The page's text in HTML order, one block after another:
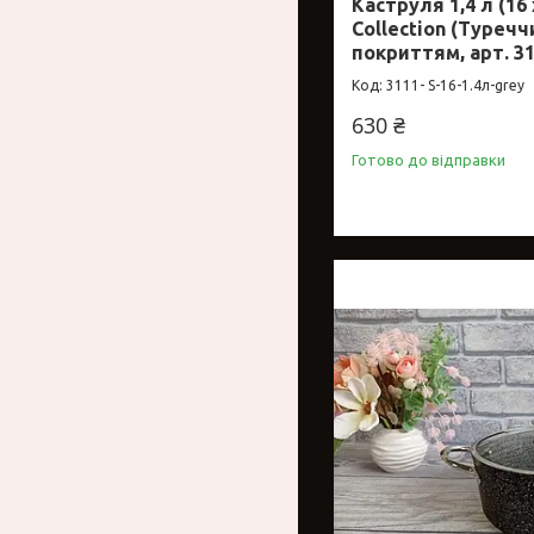
Collection
покриттям, арт.
3111- S-16-1.4л-grey
630 ₴
Готово до відправки